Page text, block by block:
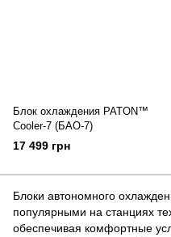
Блок охлаждения PATON™
Cooler-7 (БАО-7)
17 499 грн
Блоки автономного
популярными на станциях
обеспечивая комфортные